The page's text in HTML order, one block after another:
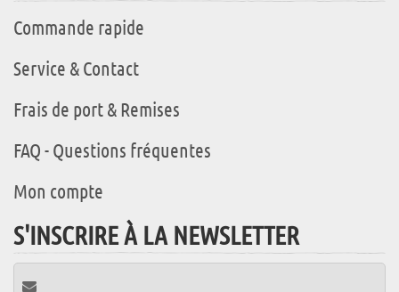
Commande rapide
Service & Contact
Frais de port & Remises
FAQ - Questions fréquentes
Mon compte
S'INSCRIRE À LA NEWSLETTER